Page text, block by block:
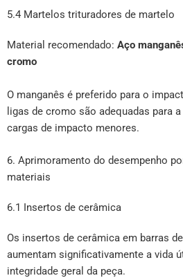
5.4 Martelos trituradores de martelo
Material recomendado: Aço
cromo
O manganês é preferido para o
ligas de cromo são adequadas para
cargas de impacto menores.
6. Aprimoramento do desempenho
materiais
6.1 Insertos de cerâmica
Os insertos de cerâmica em barras
aumentam significativamente a vida
integridade geral da peça.